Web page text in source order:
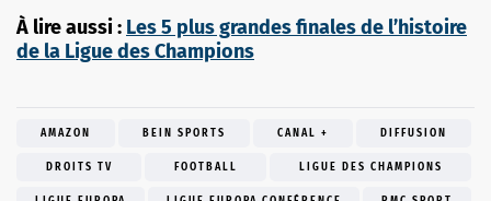
À lire aussi : Les 5 plus grandes finales de l’histoire
de la Ligue des Champions
AMAZON BEIN SPORTS CANAL + DIFFUSION
DROITS TV FOOTBALL LIGUE DES CHAMPIONS